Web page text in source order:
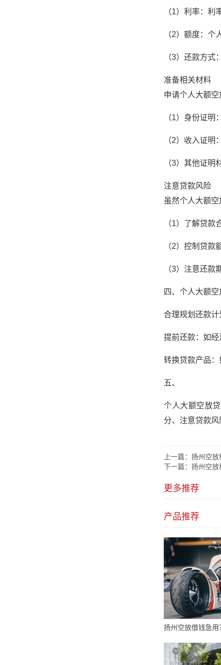
（1）利率：
（2）额度：
（3）还款方
准备相关材料
申请个人大额
（1）身份证明
（2）收入证明
（3）其他证
注意贷款风险
虽然个人大额
（1）了解贷
（2）控制贷
（3）注意还款
四、个人大额
合理规划还款
提前还款：如
转换贷款产品
五、
个人大额空放
分、注意贷款
上一篇： 扬州空放
下一篇： 扬州空放
更多推荐
产品推荐